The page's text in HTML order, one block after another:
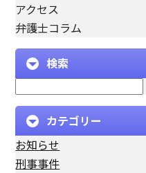
アクセス
弁護士コラム
検索
カテゴリー
お知らせ
刑事事件